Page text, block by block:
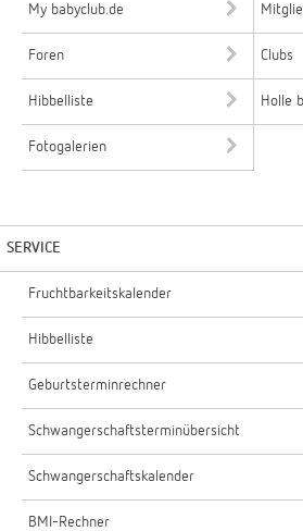
My babyclub.de
Foren Clubs
Hibbelliste Holle
Fotogalerien
SERVICE
Fruchtbarkeitskalender
Hibbelliste
Geburtsterminrechner
Schwangerschaftsterminübersicht
Schwangerschaftskalender
BMI-Rechner